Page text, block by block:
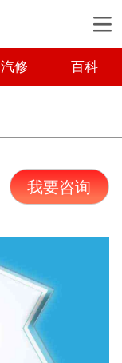
汽修 百科
我要咨询